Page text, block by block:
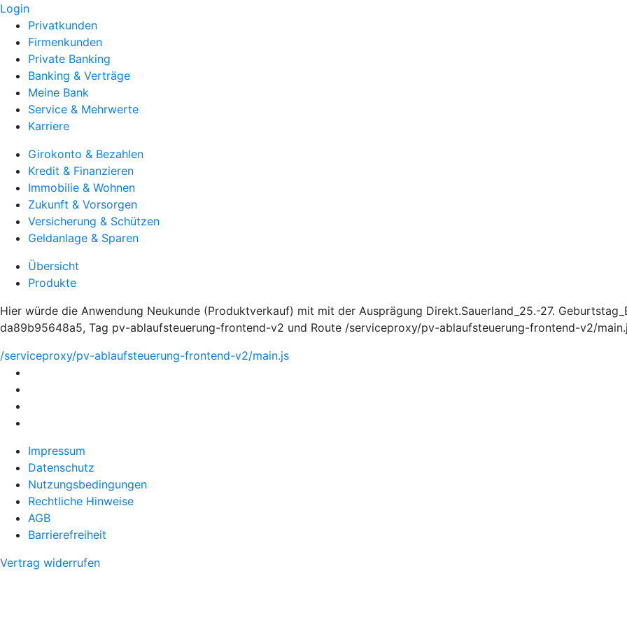
Login
Privatkunden
Firmenkunden
Private Banking
Banking & Verträge
Meine Bank
Service & Mehrwerte
Karriere
Girokonto & Bezahlen
Kredit & Finanzieren
Immobilie & Wohnen
Zukunft & Vorsorgen
Versicherung & Schützen
Geldanlage & Sparen
Übersicht
Produkte
Hier würde die Anwendung Neukunde (Produktverkauf) mit mit der Ausprägung Direkt.Sauerland_25.-27.
da89b95648a5, Tag pv-ablaufsteuerung-frontend-v2 und Route /serviceproxy/pv-ablaufsteuerung-frontend-v2/
/serviceproxy/pv-ablaufsteuerung-frontend-v2/main.js
Impressum
Datenschutz
Nutzungsbedingungen
Rechtliche Hinweise
AGB
Barrierefreiheit
Vertrag widerrufen